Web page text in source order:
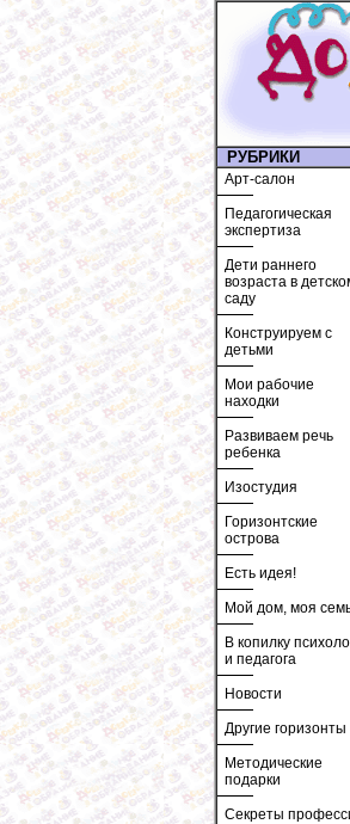
РУБРИКИ
Арт-салон
Педагогическая
экспертиза
Дети раннего
возраста в
саду
Конструируем с
детьми
Мои рабочие
находки
Развиваем речь
ребенка
Изостудия
Горизонтские
острова
Есть идея!
Мой дом, моя
В копилку
и педагога
Новости
Другие горизонты
Методические
подарки
Секреты